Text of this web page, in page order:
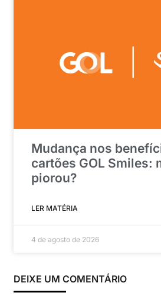
Mudança nos
cartões GOL Smiles:
piorou?
LER MATÉRIA
4 de agosto de 2026
DEIXE UM COMENTÁRIO